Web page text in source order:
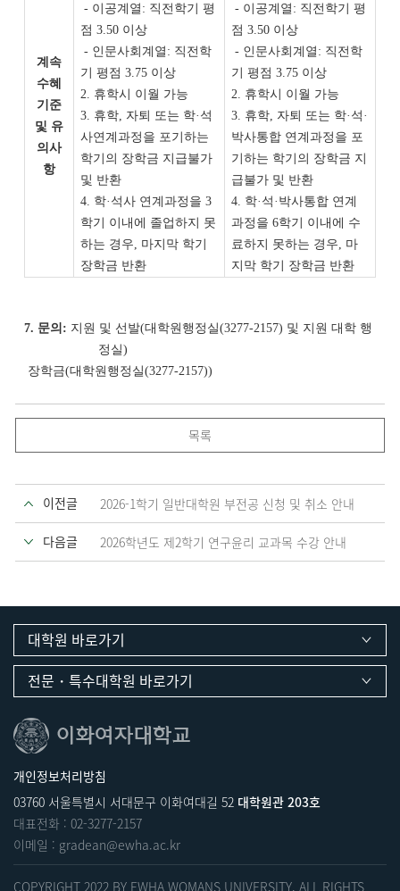
계속
수혜
기준
및 유
의사
항
- 이공계열 : 직전학기 평
점 3.50 이상
- 인문사회계열 : 직전학
기 평점 3.75 이상
2. 휴학시 이월 가능
3. 휴학, 자퇴 또는 학· 석
사연계과정을 포기하는
학기의 장학금 지급불가
및 반환
4. 학· 석사 연계과정 을 3
학기 이내에 졸업하지 못
하는 경우
마지막 학기
장학금 반환
- 이공계열 : 직전학기 평
점 3.50 이상
- 인문사회계열 : 직전학
기 평점 3.75 이상
2. 휴학시 이월 가능
3. 휴학, 자퇴 또는 학· 석 ·
박사통합 연계과정을 포
기하는 학기의 장학금 지
급불가 및 반환
4. 학· 석 · 박사통합 연계
과정 을 6학기 이내에 수
료하지 못하는 경우
마
지막 학기 장학금 반환
7. 문의 : 지원 및 선발(대학원행정실(3277-2157) 및 지원 대학 행
정실)
장학금(대학원행정실(3277-2157))
목록
이전글 2026-1학기 일반대학원 부전공 신청 및 취소 안내
다음글 2026학년도 제2학기 연구윤리 교과목 수강 안내
대학원 바로가기
전문・특수대학원 바로가기
개인정보처리방침
03760 서울특별시 서대문구 이화여대길 52 대학원관 203호
대표전화 : 02-3277-2157
이메일 : gradean@ewha.ac.kr
COPYRIGHT 2022 BY EWHA WOMANS UNIVERSITY. ALL RIGHTS